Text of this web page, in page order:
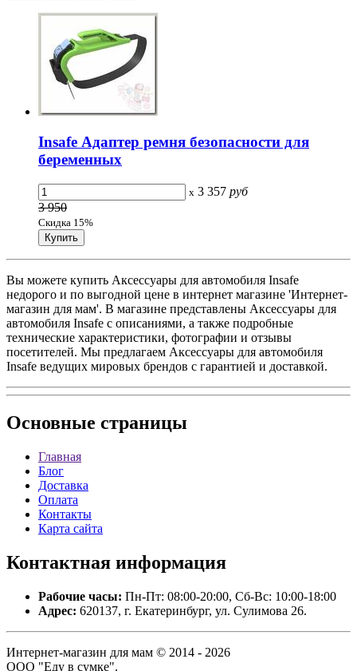
Insafe Адаптер ремня безопасности для
беременных
x 3 357 руб
3 950
Скидка 15%
Вы можете купить Аксессуары для автомобиля Insafe
недорого и по выгодной цене в интернет магазине 'Интернет-
магазин для мам'. В магазине представлены Аксессуары для
автомобиля Insafe с описаниями, а также подробные
технические характеристики, фотографии и отзывы
посетителей. Мы предлагаем Аксессуары для автомобиля
Insafe ведущих мировых брендов с гарантией и доставкой.
Основные страницы
Главная
Блог
Доставка
Оплата
Контакты
Карта сайта
Контактная информация
Рабочие часы: Пн-Пт: 08:00-20:00, Сб-Вс: 10:00-18:00
Адрес: 620137, г. Екатеринбург, ул. Сулимова 26.
Интернет-магазин для мам © 2014 - 2026
ООО "Еду в сумке".